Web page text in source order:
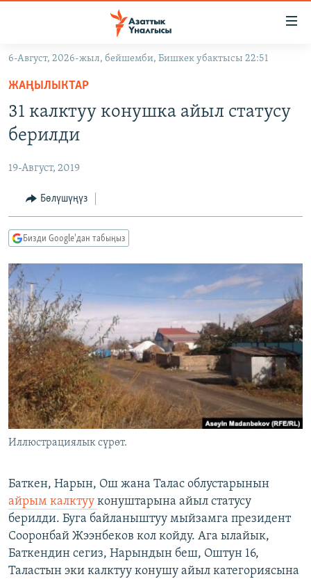
Навигацияга
өтүңүз
салыңызКЫРГЫЗСТАН
ЭКОНОМИКА
МАДАНИЯТ
ДҮЙНӨ
БОРБОР АЗИЯ
УКРАИНА
АТАЙЫН ИЛИКТӨӨ
ТВ ПРОГРАММАЛАР
ЭКСПЕРТТЕР ТАЛДАЙТ
БИЗ ЖАНА ДҮЙНӨ
ДАНИСТЕ
ЭЖЕ-СИҢДИЛЕР
АЗАТТЫК+
ЫҢГАЙСЫЗ СУРООЛОР
ӨЗГӨЧӨ ПИКИР
Русский
ОНЛАЙН ШЕРИНЕ
ЭЕ/АРнун бардык сайттары
6-Август, 2026-жыл, бейшемби, Бишкек убактысы 22:51
ЖАҢЫЛЫКТАР
31 калктуу конушка айыл статусу
берилди
19-Август, 2019
Бөлүшүңүз
Бизди Google'дан табыңыз
Иллюстрациялык сүрөт.
Баткен, Нарын, Ош жана Талас облустарынын
айрым калктуу конуштарына айыл статусу
берилди. Буга байланыштуу мыйзамга президент
Сооронбай Жээнбеков кол койду. Ага ылайык,
Баткендин сегиз, Нарындын беш, Оштун 16,
Таластын эки калктуу конушу айыл категориясына